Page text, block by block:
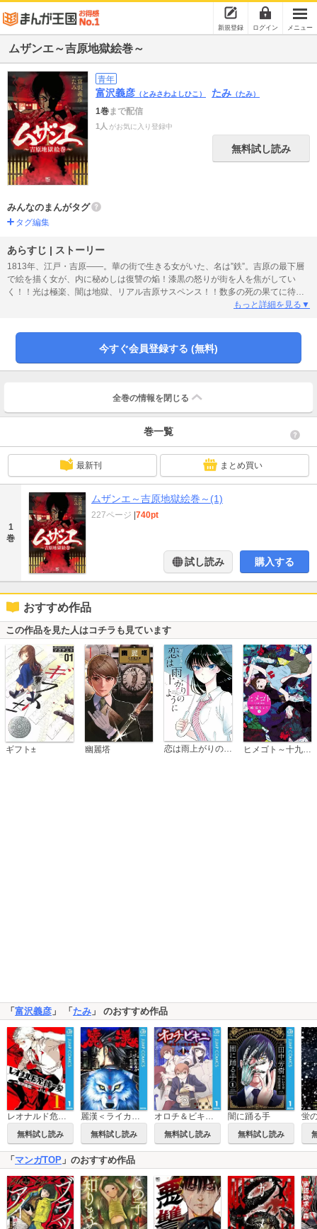
新規登録 ログイン メニュー
ムザンエ～吉原地獄絵巻～
青年
富沢義彦 （とみさわよしひこ） たみ （たみ）
1巻まで配信
1人 がお気に入り登録中
無料試し読み
みんなのまんがタグ
タグ編集
あらすじ | ストーリー
1813年、江戸・吉原――。華の街で生きる女がいた、名は”鉄”。吉原の最下層
で絵を描く女が、内に秘めしは復讐の焔！漆黒の怒りが街を人を焦がしてい
く！！光は極楽、闇は地獄、リアル吉原サスペンス！！数多の死の果てに待つ
もっと詳細を見る▼
今すぐ会員登録する (無料)
全巻の情報を 閉じる
巻一覧
最新刊 まとめ買い
1
巻
ムザンエ～吉原地獄絵巻～(1)
227ページ 740pt
試し読み 購入する
おすすめ作品
この作品を見た人はコチラも見ています
ギフト± 幽麗塔 恋は雨上がりのように
「 富沢義彦 」 「 たみ 」 のおすすめ作品
レオナルド危機一髪(・ザ・ピンチ)
無料試し読み
麗漢＜ライカン＞ ～獣人たちの挽歌～
無料試し読み
オロチ＆ビキニ～表裏十二支大戦記～
無料試し読み
闇に踊る手
無料試し読み
蛍
「 マンガTOP 」のおすすめ作品